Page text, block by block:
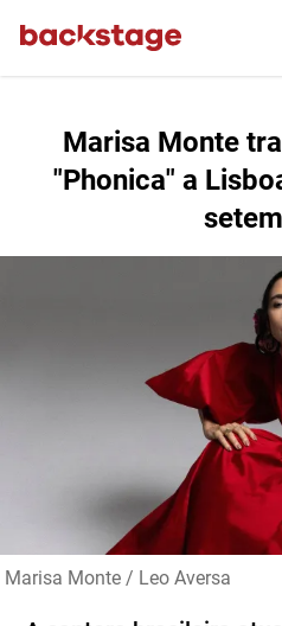
Marisa Monte
"Phonica" a
Marisa Monte / Leo Aversa